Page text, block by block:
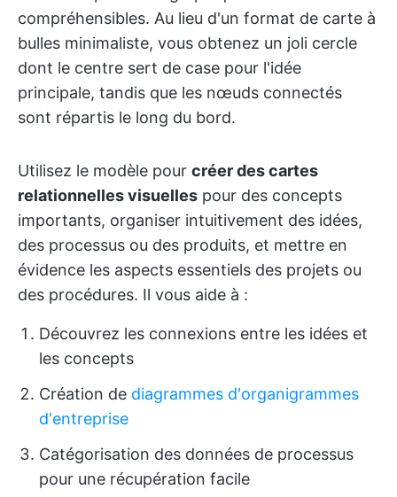
compréhensibles. Au lieu d'un format de carte à
bulles minimaliste, vous obtenez un joli cercle
dont le centre sert de case pour l'idée
principale, tandis que les nœuds connectés
sont répartis le long du bord.
Utilisez le modèle pour créer des cartes
relationnelles visuelles pour des concepts
importants, organiser intuitivement des idées,
des processus ou des produits, et mettre en
évidence les aspects essentiels des projets ou
des procédures. Il vous aide à :
Découvrez les connexions entre les idées et
les concepts
Création de diagrammes d'organigrammes
d'entreprise
Catégorisation des données de processus
pour une récupération facile